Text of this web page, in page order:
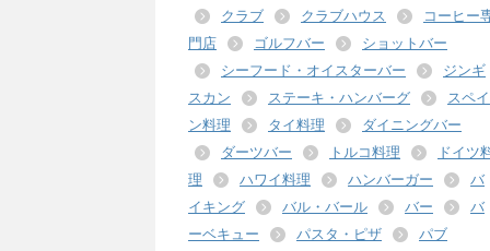
クラブ
クラブハウス
コーヒー
門店
ゴルフバー
ショットバー
シーフード・オイスターバー
ジンギ
スカン
ステーキ・ハンバーグ
スペイ
ン料理
タイ料理
ダイニングバー
ダーツバー
トルコ料理
ドイツ
理
ハワイ料理 ハンバーガー
バ
イキング
バル・バール バー
バ
ーベキュー
パスタ・ピザ
パブ